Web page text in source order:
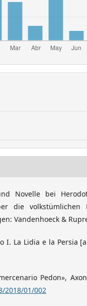
Novelle bei
die volkstümlichen
Vandenhoeck &
I. La Lidia e la Persia
Pedon»,
2018/01/002